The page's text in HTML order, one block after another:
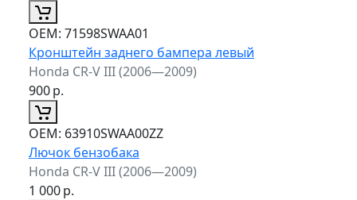
ОЕМ: 71598SWAA01
Кронштейн заднего бампера левый
Honda CR-V III (2006—2009)
900р.
ОЕМ: 63910SWAA00ZZ
Лючок бензобака
Honda CR-V III (2006—2009)
1 000р.